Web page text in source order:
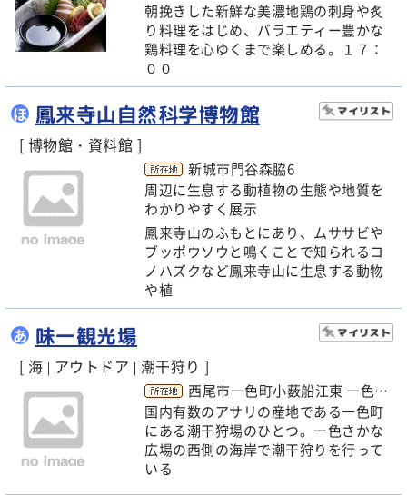
朝挽きした新鮮な美濃地鶏の刺身や炙
り料理をはじめ、バラエティー豊かな
鶏料理を心ゆくまで楽しめる。１７：
００
ほ 鳳来寺山自然科学博物館
[ 博物館・資料館 ]
新城市門谷森脇6
周辺に生息する動植物の生態や地質を
わかりやすく展示
鳳来寺山のふもとにあり、ムササビや
ブッポウソウと鳴くことで知られるコ
ノハズクなど鳳来寺山に生息する動物
や植
あ 味一観光場
[ 海 | アウトドア | 潮干狩り ]
西尾市一色町小薮船江東 一色さかな広場西海岸
国内有数のアサリの産地である一色町
にある潮干狩場のひとつ。一色さかな
広場の西側の海岸で潮干狩りを行って
いる